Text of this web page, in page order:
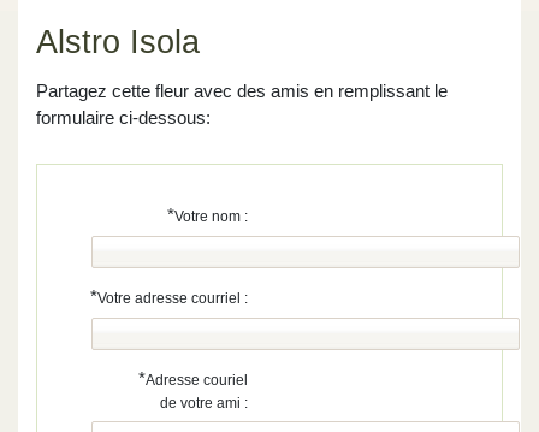
Alstro Isola
Partagez cette fleur avec des amis en remplissant le
formulaire ci-dessous:
*Votre nom :
*Votre adresse courriel :
*Adresse couriel
de votre ami :